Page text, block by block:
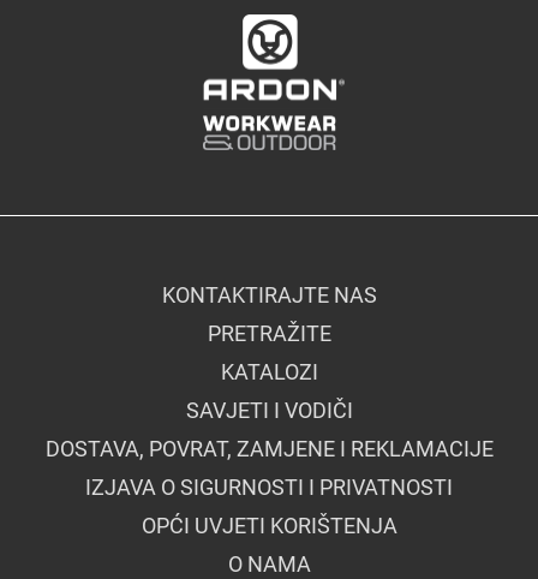
KONTAKTIRAJTE NAS
PRETRAŽITE
KATALOZI
SAVJETI I VODIČI
DOSTAVA, POVRAT, ZAMJENE I REKLAMACIJE
IZJAVA O SIGURNOSTI I PRIVATNOSTI
OPĆI UVJETI KORIŠTENJA
O NAMA